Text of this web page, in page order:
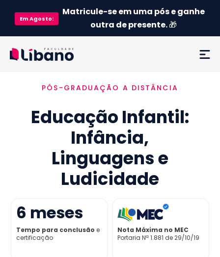
EmAgosto:
Matricule-se em uma pós e ganhe
outra de presente.🎁
Ementa
Como funciona
Credenciamento MEC
Matricule-se
PÓS-GRADUAÇÃO A DISTÂNCIA
Educação Infantil:
Infância,
Linguagens e
Ludicidade
6 meses
Tempo para conclusão e
certificação
Nota Máxima no MEC
Portaria Nª 1.881 de 29/10/19